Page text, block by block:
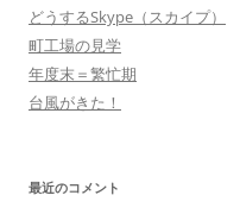
どうするSkype（スカイプ）
町工場の見学
年度末＝繁忙期
台風がきた！
最近のコメント